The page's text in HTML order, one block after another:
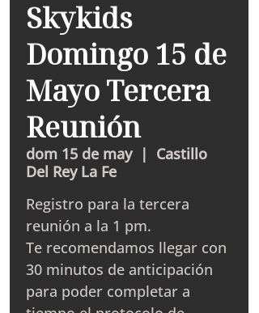
Skykids
Domingo 15 de
Mayo Tercera
Reunión
dom 15 de may
  |
Castillo
Del Rey La Fe
Registro para la tercera
reunión a la 1 pm.
Te recomendamos llegar con
30 minutos de anticipación
para poder completar a